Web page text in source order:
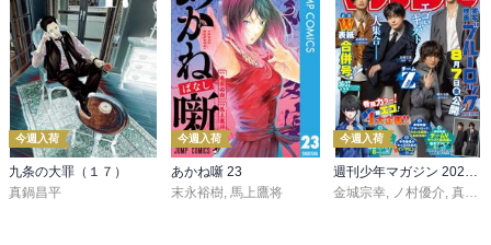
今週入荷
九条の大罪（１７）
真鍋昌平
今週入荷
あかね噺 23
末永裕樹, 馬上鷹将
今週入荷
週刊少年マガジン 2026年36・37号[2026年8月5日発売]
金城宗幸, ノ村優介, 真島ヒロ